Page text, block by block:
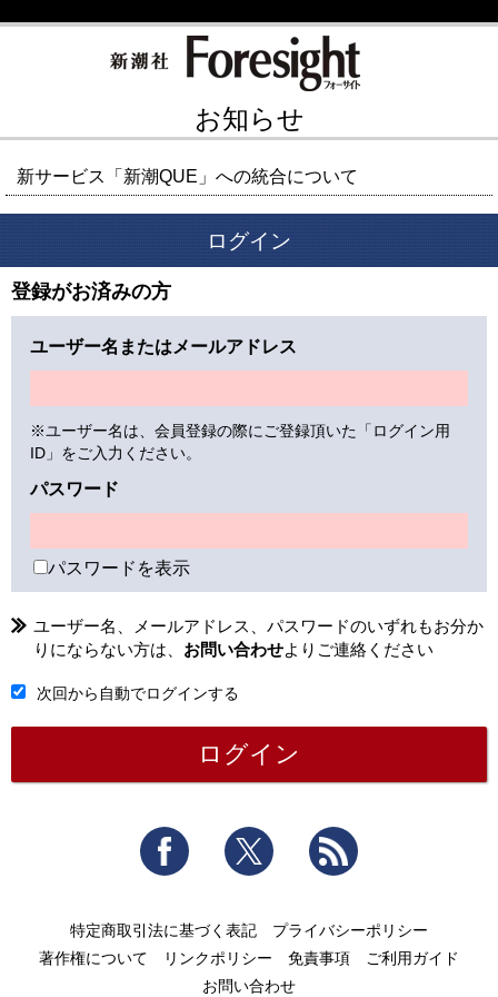
お知らせ
新サービス「新潮QUE」への統合について
ログイン
登録がお済みの方
ユーザー名またはメールアドレス
※ユーザー名は、会員登録の際にご登録頂いた「ログイン用
ID」をご入力ください。
パスワード
パスワードを表示
ユーザー名、メールアドレス、パスワードのいずれもお分か
りにならない方は、 お問い合わせよりご連絡ください
次回から自動でログインする
Facebook Twitter
特定商取引法に基づく表記
プライバシーポリシー
著作権について
リンクポリシー 免責事項
ご利用ガイド
お問い合わせ